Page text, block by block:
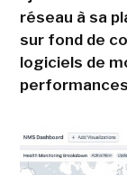
réseau à sa
sur fond de
logiciels de